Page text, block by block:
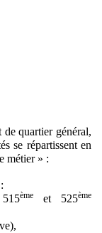
de quartier général,
se répartissent en
métier » :
ème et 525ème